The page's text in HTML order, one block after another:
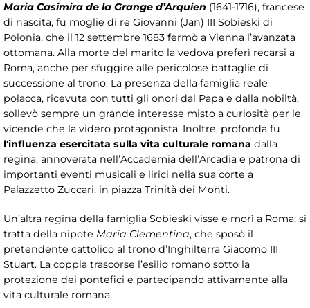
Maria Casimira de la Grange d’Arquien (1641-1716), francese
di nascita, fu moglie di re Giovanni (Jan) III Sobieski di
Polonia, che il 12 settembre 1683 fermò a Vienna l’avanzata
ottomana. Alla morte del marito la vedova preferì recarsi a
Roma, anche per sfuggire alle pericolose battaglie di
successione al trono. La presenza della famiglia reale
polacca, ricevuta con tutti gli onori dal Papa e dalla nobiltà,
sollevò sempre un grande interesse misto a curiosità per le
vicende che la videro protagonista. Inoltre, profonda fu
l'influenza esercitata sulla vita culturale romana dalla
regina, annoverata nell’Accademia dell’Arcadia e patrona di
importanti eventi musicali e lirici nella sua corte a
Palazzetto Zuccari, in piazza Trinità dei Monti.
Un’altra regina della famiglia Sobieski visse e morì a Roma: si
tratta della nipote Maria Clementina, che sposò il
pretendente cattolico al trono d’Inghilterra Giacomo III
Stuart. La coppia trascorse l’esilio romano sotto la
protezione dei pontefici e partecipando attivamente alla
vita culturale romana.